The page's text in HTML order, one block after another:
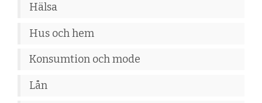
Hälsa
Hus och hem
Konsumtion och mode
Lån